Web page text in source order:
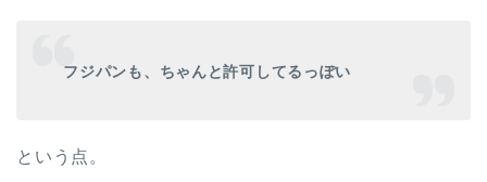
フジパンも、ちゃんと許可してるっぽい
という点。